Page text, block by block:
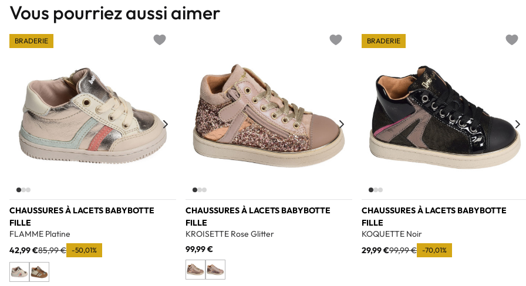
Vous pourriez aussi aimer
CHAUSSURES À LACETS BABYBOTTE
FILLE
FLAMME Platine
42,99 €85,99 € -50,01%
BRADERIE
CHAUSSURES À LACETS BABYBOTTE
FILLE
KROISETTE Rose Glitter
99,99 €
CHAUSSURES À LACETS BABYBOTTE
FILLE
KOQUETTE Noir
29,99 €99,99 € -70,01%
BRADERIE